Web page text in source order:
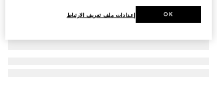
إعدادات ملف تعريف الارتباط OK